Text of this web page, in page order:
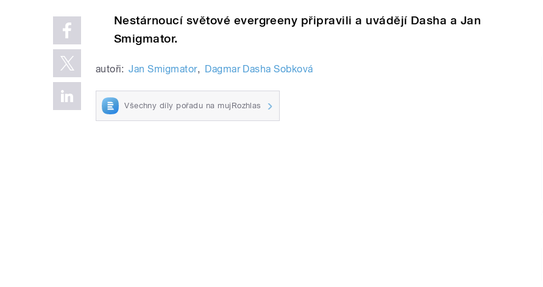
Nestárnoucí světové evergreeny připravili a uvádějí Dasha a Jan
Smigmator.
autoři: Jan Smigmator, Dagmar Dasha Sobková
Všechny díly pořadu na mujRozhlas